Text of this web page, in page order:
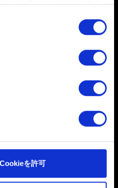
の地理的な位置情報を収集
ガープリント）を積極的にス
タの処理方法と設定を行って
からいつでも同意を変更また
その他のCookieは、ウェブ
オプションとして技術的お
どでお客様が興味を持ちそ
ために、一部のCookieをパ
なることはありません。
を許可
ルメディア